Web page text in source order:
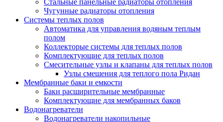
Стальные панельные радиаторы отопления
Чугунные радиаторы отопления
Системы теплых полов
Автоматика для управления водяным теплым
полом
Коллекторые системы для теплых полов
Комплектующие для теплых полов
Смесительные узлы и клапаны для теплых полов
Узлы смешения для теплого пола Ридан
Мембранные баки и емкости
Баки расширительные мембранные
Комплектующие для мембранных баков
Водонагреватели
Водонагреватели накопильные